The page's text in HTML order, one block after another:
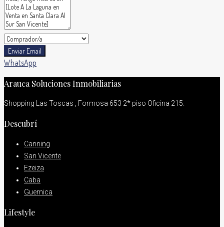
Enviar Email
WhatsApp
Arauca Soluciones Inmobiliarias
Shopping Las Toscas , Formosa 653 2* piso Oficina 215.
Descubrí
Canning
San Vicente
Ezeiza
Caba
Guernica
Lifestyle